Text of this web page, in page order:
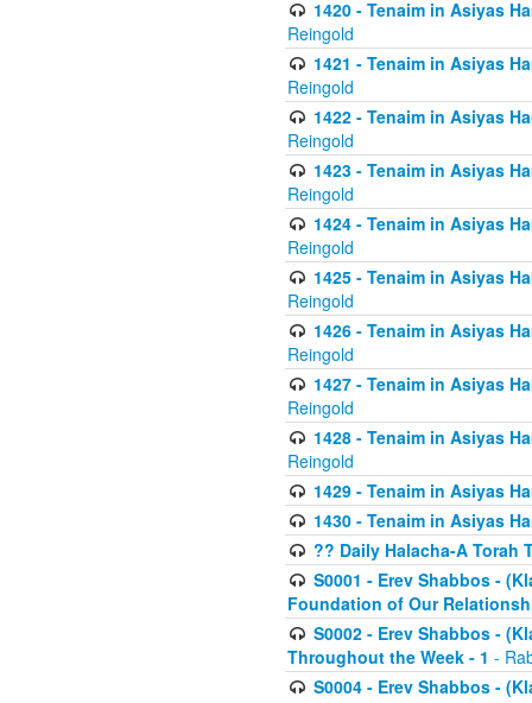
1420 - Tenaim in Asiyas
Reingold
1421 - Tenaim in Asiyas
Reingold
1422 - Tenaim in Asiyas
Reingold
1423 - Tenaim in Asiyas
Reingold
1424 - Tenaim in Asiyas
Reingold
1425 - Tenaim in Asiyas
Reingold
1426 - Tenaim in Asiyas
Reingold
1427 - Tenaim in Asiyas
Reingold
1428 - Tenaim in Asiyas
Reingold
1429 - Tenaim in Asiyas
1430 - Tenaim in Asiyas
?? Daily Halacha-A Torah
S0001 - Erev Shabbos -
Foundation of Our
S0002 - Erev Shabbos -
Throughout the Week - 1 -
S0004 - Erev Shabbos -